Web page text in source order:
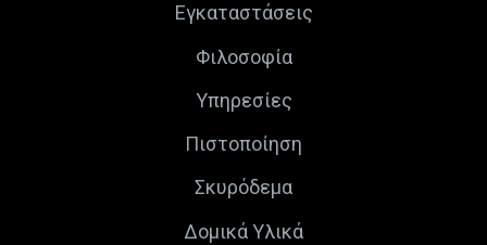
Εγκαταστάσεις
Φιλοσοφία
Υπηρεσίες
Πιστοποίηση
Σκυρόδεμα
Δομικά Υλικά